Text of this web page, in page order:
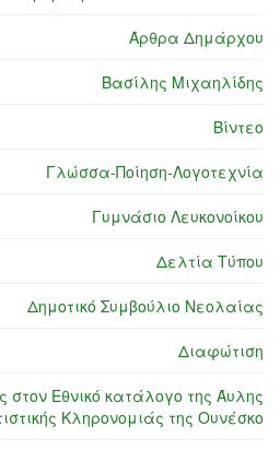
Άρθρα Δημάρχου
Βασίλης Μιχαηλίδης
Βίντεο
Γλώσσα-Ποίηση-Λογοτεχνία
Γυμνάσιο Λευκονοίκου
Δελτία Τύπου
Δημοτικό Συμβούλιο Νεολαίας
Διαφώτιση
Εθνικό κατάλογο της Άυλης
Κληρονομιάς της Ουνέσκο